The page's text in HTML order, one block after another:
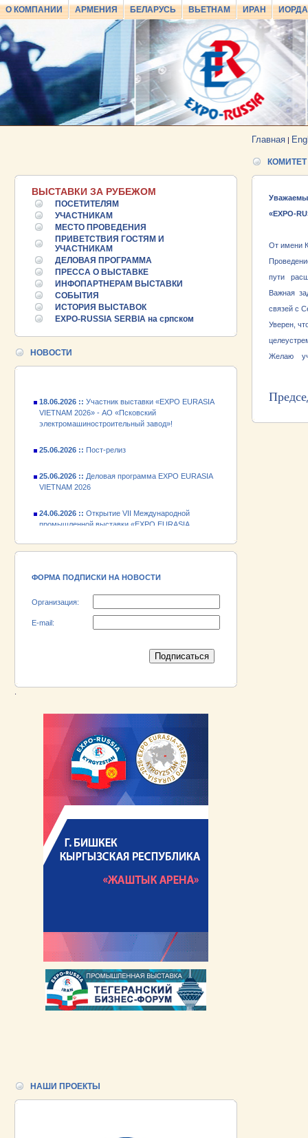
О КОМПАНИИ АРМЕНИЯ БЕЛАРУСЬ ВЬЕТНАМ ИРАН
Главная |
ВЫСТАВКИ ЗА РУБЕЖОМ
ПОСЕТИТЕЛЯМ
УЧАСТНИКАМ
МЕСТО ПРОВЕДЕНИЯ
ПРИВЕТСТВИЯ ГОСТЯМ И
УЧАСТНИКАМ
ДЕЛОВАЯ ПРОГРАММА
ПРЕССА О ВЫСТАВКЕ
ИНФОПАРТНЕРАМ ВЫСТАВКИ
СОБЫТИЯ
ИСТОРИЯ ВЫСТАВОК
EXPO-RUSSIA SERBIA на српском
НОВОСТИ
25.06.2026 ::Пост-релиз
25.06.2026 ::Деловая программа EXPO EURASIA
VIETNAM 2026
24.06.2026 ::Открытие VII Международной
промышленной выставки «EXPO EURASIA
VIETNAM 2026» - АО «Псковский
электромашиностроительный завод»!
VIETNAM 2026
промышленной выставки «EXPO EURASIA
VIETNAM 2026»
ФОРМА ПОДПИСКИ НА НОВОСТИ
Организация:
E-mail:
НАШИ ПРОЕКТЫ
«EXPO-
От имени
пути
Важная
связей с
Уверен,
Желаю